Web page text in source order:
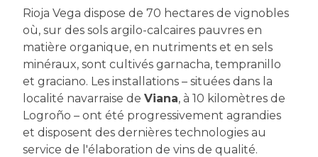
Rioja Vega dispose de 70 hectares de vignobles
où, sur des sols argilo-calcaires pauvres en
matière organique, en nutriments et en sels
minéraux, sont cultivés garnacha, tempranillo
et graciano. Les installations – situées dans la
localité navarraise de Viana, à 10 kilomètres de
Logroño – ont été progressivement agrandies
et disposent des dernières technologies au
service de l'élaboration de vins de qualité.